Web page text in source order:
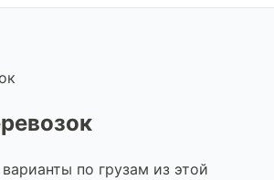
по грузам из этой